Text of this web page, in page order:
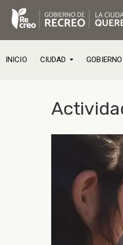
INICIO CIUDAD GOBIERNO